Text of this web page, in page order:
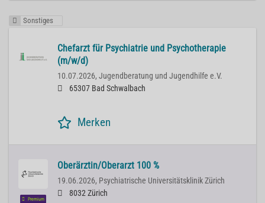
Sonstiges
Chefarzt für Psychiatrie und Psychotherapie
(m/w/d)
10.07.2026, Jugendberatung und Jugendhilfe e.V.
65307 Bad Schwalbach
Merken
Premium
Oberärztin/Oberarzt 100 %
19.06.2026, Psychiatrische Universitätsklinik Zürich
8032 Zürich